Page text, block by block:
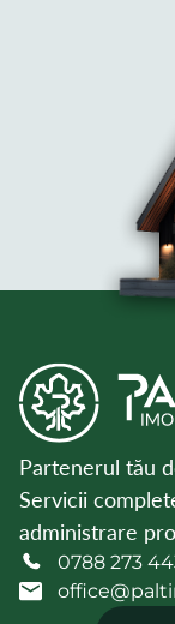
Partenerul tău
Servicii
administrare
0788 273